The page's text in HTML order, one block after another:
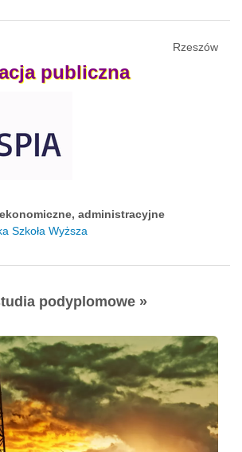
Rzeszów
publiczna
ekonomiczne, administracyjne
Szkoła Wyższa
podyplomowe »